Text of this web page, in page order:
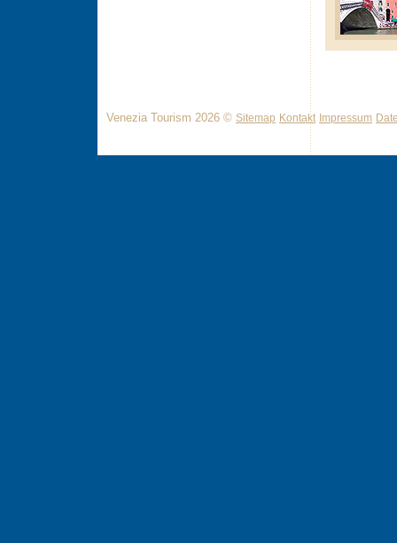
Venezia Tourism 2026 © Sitemap Kontakt Impressum